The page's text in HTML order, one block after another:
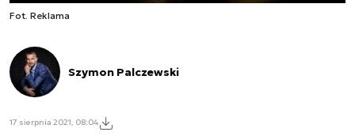
Fot. Reklama
Szymon Palczewski
17 sierpnia 2021, 08:04